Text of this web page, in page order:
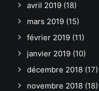
avril 2019 (18)
mars 2019 (15)
février 2019 (11)
janvier 2019 (10)
décembre 2018 (17)
novembre 2018 (18)